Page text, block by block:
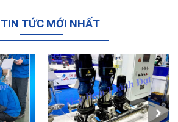
TIN TỨC MỚI NHẤT